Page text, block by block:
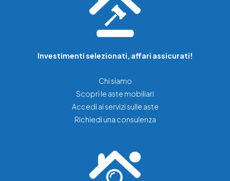
Investimenti selezionati, affari assicurati!
Chi siamo
Scopri le aste mobiliari
Accedi ai servizi sulle aste
Richiedi una consulenza